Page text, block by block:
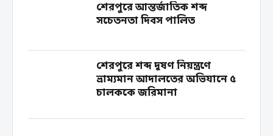
শেরপুরে আন্তর্জাতিক শব্দ
সচেতনতা দিবস পালিত
শেরপুরে শব্দ দূষণ নিয়ন্ত্রণে
ভ্রাম্যমান আদালতের অভিযানে ৫
চালককে জরিমানা